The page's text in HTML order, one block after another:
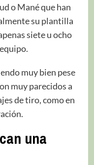
o Mané que han
su plantilla
siete u ocho
muy bien pese
muy parecidos a
de tiro, como en
una